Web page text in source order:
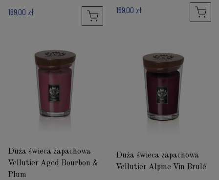
169,00 zł 169,00 zł
Duża świeca zapachowa
Vellutier Aged Bourbon &
Plum
Duża świeca zapachowa
Vellutier Alpine Vin Brulé